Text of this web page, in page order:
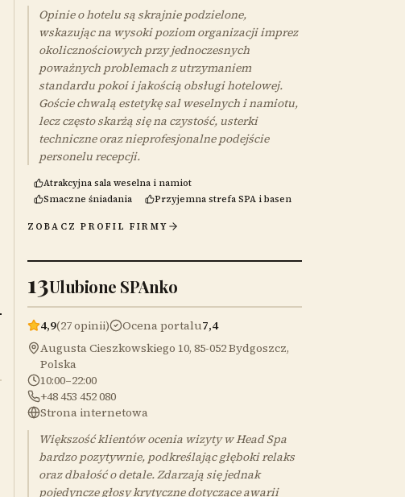
Opinie o hotelu są skrajnie podzielone,
wskazując na wysoki poziom organizacji imprez
okolicznościowych przy jednoczesnych
poważnych problemach z utrzymaniem
standardu pokoi i jakością obsługi hotelowej.
Goście chwalą estetykę sal weselnych i namiotu,
lecz często skarżą się na czystość, usterki
techniczne oraz nieprofesjonalne podejście
personelu recepcji.
Atrakcyjna sala weselna i namiot
Smaczne śniadania
Przyjemna strefa SPA i basen
ZOBACZ PROFIL FIRMY
13Ulubione SPAnko
4,9(27 opinii) Ocena portalu7,4
Augusta Cieszkowskiego 10, 85-052 Bydgoszcz,
Polska
10:00–22:00
+48 453 452 080
Strona internetowa
Większość klientów ocenia wizyty w Head Spa
bardzo pozytywnie, podkreślając głęboki relaks
oraz dbałość o detale. Zdarzają się jednak
pojedyncze głosy krytyczne dotyczące awarii